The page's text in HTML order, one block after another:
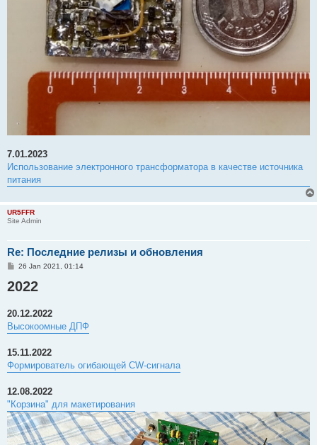
7.01.2023
Использование электронного трансформатора в качестве источника
питания
UR5FFR
Site Admin
Re: Последние релизы и обновления
P
s
t
26 Jan 2021, 01:14
2022
20.12.2022
Высокоомные ДПФ
15.11.2022
Формирователь огибающей CW-сигнала
12.08.2022
"Корзина" для макетирования